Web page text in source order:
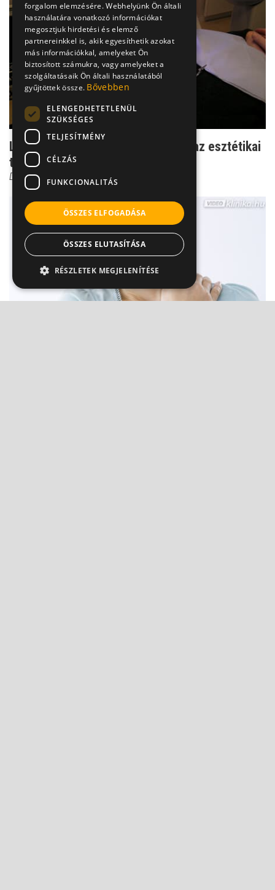
Látványos különbség - eddig bírja az esztétikai
tömés
Dr. Kiss Melinda Viktória
forgalom elemzésére. Webhelyünk Ön általi
használatára vonatkozó információkat
megosztjuk hirdetési és elemző
partnereinkkel is, akik egyesíthetik azokat
más információkkal, amelyeket Ön
biztosított számukra, vagy amelyeket a
szolgáltatásaik Ön általi használatából
gyűjtöttek össze. Bővebben
ELENGEDHETETLENÜL
SZÜKSÉGES
TELJESÍTMÉNY
CÉLZÁS
FUNKCIONALITÁS
ÖSSZES ELFOGADÁSA
ÖSSZES ELUTASÍTÁSA
RÉSZLETEK MEGJELENÍTÉSE